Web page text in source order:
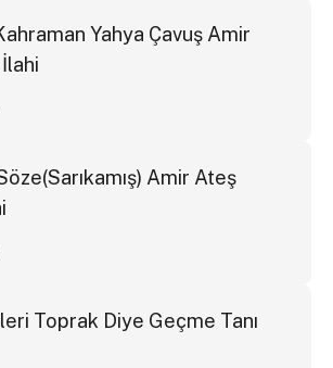
Yahya Çavuş Amir
Amir Ateş
Toprak Diye Geçme Tanı